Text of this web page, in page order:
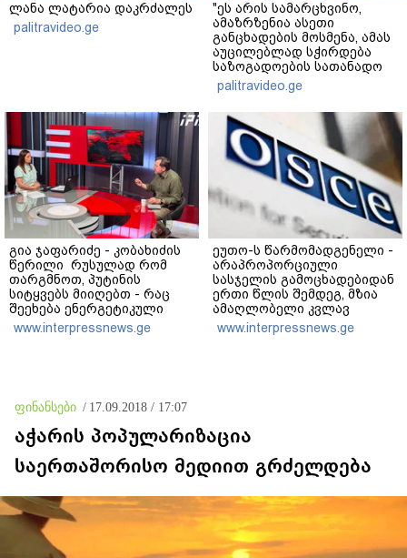
ლანა ლატარია დაკრძალეს
palitravideo.ge
"ეს არის სამარცხვინო,
ამაზრზენია ასეთი
განცხადების მოსმენა, ამას
აუცილებლად სჭირდება
საზოგადოების სათანადო
რეაქცია" - ირაკლი
კობახიძე
palitravideo.ge
გია ჯაფარიძე - კობახიძის
წერილი რუსულად რომ
თარგმნოთ, პუტინის
სიტყვებს მიიღებთ - რაც
შეეხება ენერგეტიკული
სისტემის პრობლემას,
ნამდვილად ვაპირებ
www.interpressnews.ge
ეუთო-ს წარმომადგენელი -
არაპროპორციული
სასჯელის გამოცხადებიდან
ერთი წლის შემდეგ, მზია
ამაღლობელი კვლავ
პატიმრობაში რჩება -
მოვუწოდებ საქართველოს
www.interpressnews.ge
ფინანსები / 17.09.2018 / 17:07
აჭარის პოპულარიზაცია
საერთაშორისო მედიით გრძელდება